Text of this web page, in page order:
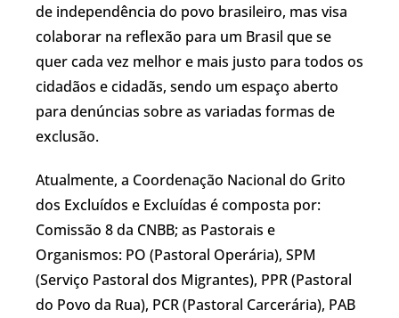
de independência do povo brasileiro, mas visa
colaborar na reflexão para um Brasil que se
quer cada vez melhor e mais justo para todos os
cidadãos e cidadãs, sendo um espaço aberto
para denúncias sobre as variadas formas de
exclusão.
Atualmente, a Coordenação Nacional do Grito
dos Excluídos e Excluídas é composta por:
Comissão 8 da CNBB; as Pastorais e
Organismos: PO (Pastoral Operária), SPM
(Serviço Pastoral dos Migrantes), PPR (Pastoral
do Povo da Rua), PCR (Pastoral Carcerária), PAB